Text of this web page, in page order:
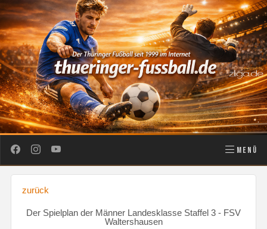
MENÜ
zurück
Der Spielplan der Männer Landesklasse Staffel 3 - FSV
Waltershausen